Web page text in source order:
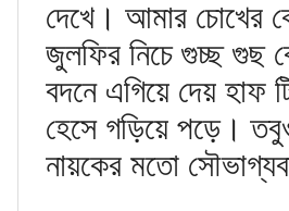
দেখে। আমার চোখের
জুলফির নিচে গুচ্ছ গুছ
বদনে এগিয়ে দেয় হাফ
হেসে গড়িয়ে পড়ে। তবুও
নায়কের মতো